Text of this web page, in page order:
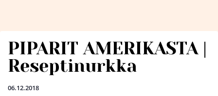
PIPARIT AMERIKASTA |
Reseptinurkka
06.12.2018